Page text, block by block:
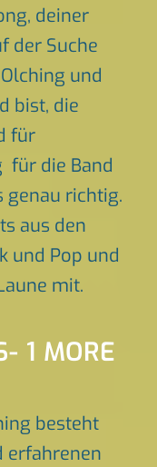
deiner
der Suche
und
bist, die
für
für die Band
genau richtig.
aus den
und Pop und
mit.
1 MORE
besteht
erfahrenen